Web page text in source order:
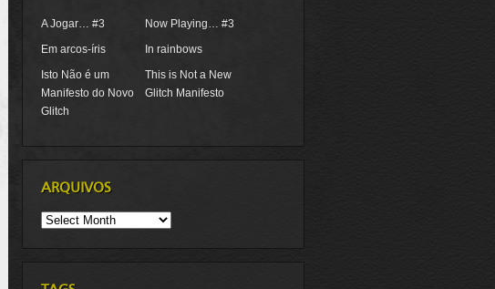
A Jogar… #3
Now Playing… #3
Em arcos-íris
In rainbows
Isto Não é um
Manifesto do Novo
Glitch
This is Not a New
Glitch Manifesto
ARQUIVOS